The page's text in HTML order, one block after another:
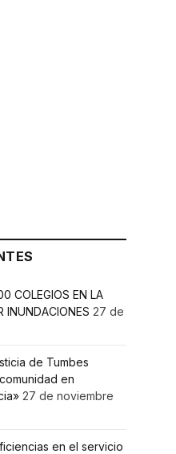
COLEGIOS EN LA
INUNDACIONES 27 de
de Tumbes
en
27 de noviembre
en el servicio